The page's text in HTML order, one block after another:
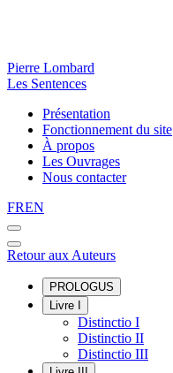
Pierre Lombard
Les Sentences
Présentation
Fonctionnement du site
À propos
Les Ouvrages
Nous contacter
FREN
Retour aux Auteurs
PROLOGUS
Livre I
Distinctio I
Distinctio II
Distinctio III